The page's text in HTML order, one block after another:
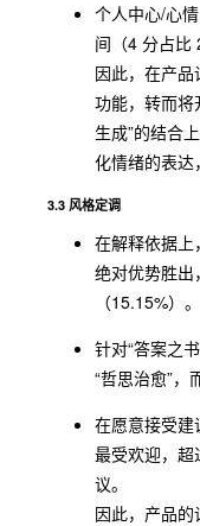
个人中心/心
间（4 分占比
因此，在产
功能，转而将
生成”的结合
化情绪的表达
3.3 风格定调
在解释依据上
绝对优势胜出
（15.15%）。
针对“答案之
“哲思治愈”，
在愿意接受建
最受欢迎，
议。
因此，产品